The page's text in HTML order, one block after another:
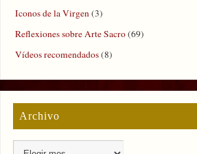
Iconos de la Virgen(3)
Reflexiones sobre Arte Sacro(69)
Vídeos recomendados(8)
Archivo